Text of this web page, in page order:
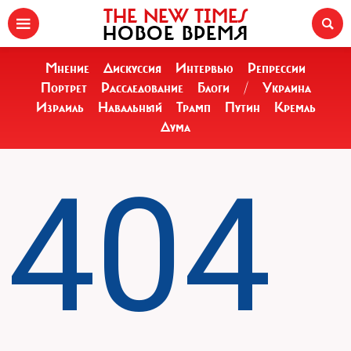
THE NEW TIMES
НОВОЕ ВРЕМЯ
Мнение Дискуссия Интервью
Репрессии
Портрет
Расследование Блоги /
Украина
Израиль
Навальный Трамп Путин
Кремль
Дума
404